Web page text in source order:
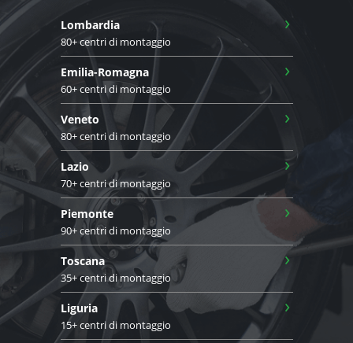
Lombardia
80+ centri di montaggio
›
Emilia-Romagna
60+ centri di montaggio
›
Veneto
80+ centri di montaggio
›
Lazio
70+ centri di montaggio
›
Piemonte
90+ centri di montaggio
›
Toscana
35+ centri di montaggio
›
Liguria
15+ centri di montaggio
›